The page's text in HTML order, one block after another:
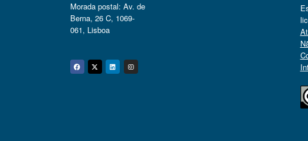
Morada postal: Av. de
Berna, 26 C, 1069-
061, Lisboa
Facebook
Twitter
Linkedin
Instagram